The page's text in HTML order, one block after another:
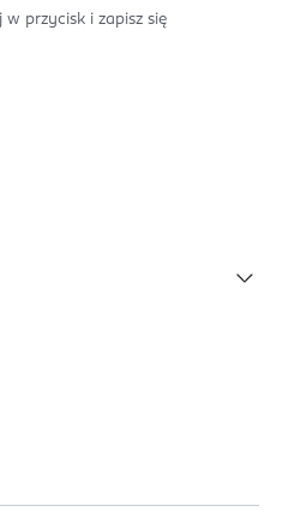
w przycisk i zapisz się